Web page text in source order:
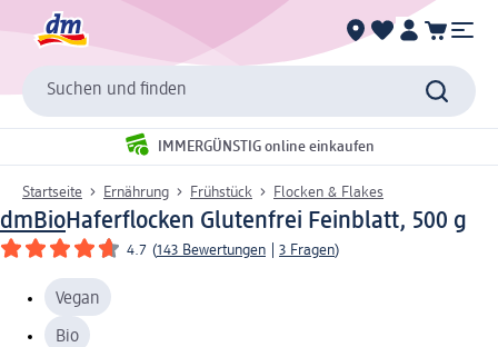
Suchen und finden
IMMERGÜNSTIG online einkaufen
Startseite Ernährung Frühstück Flocken & Flakes
dmBioHaferflocken Glutenfrei Feinblatt, 500 g
4.7 (143 Bewertungen 3 Fragen)
Vegan
Bio